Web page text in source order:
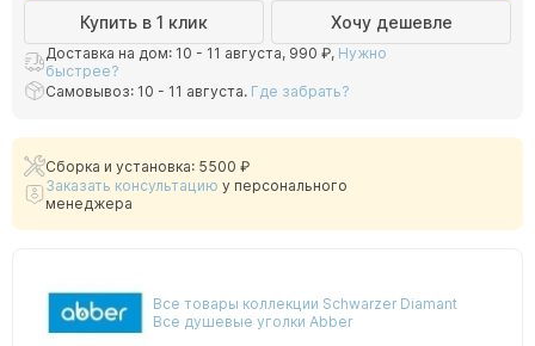
Купить в 1 клик Хочу дешевле
Доставка на дом: 10 - 11 августа, 990 ₽, Нужно
быстрее?
Самовывоз: 10 - 11 августа. Где забрать?
Сборка и установка: 5500 ₽
Заказать консультацию у персонального
менеджера
Все товары коллекции Schwarzer Diamant
Все душевые уголки Abber